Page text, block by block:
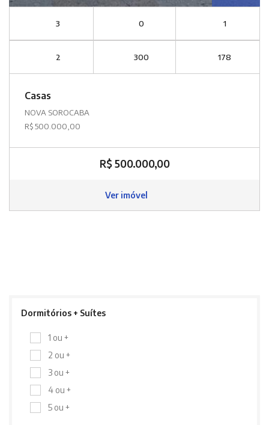
3 0 1
2 300 178
Casas
NOVA SOROCABA
R$ 500.000,00
R$ 500.000,00
Ver imóvel
Dormitórios + Suítes
1 ou +
2 ou +
3 ou +
4 ou +
5 ou +